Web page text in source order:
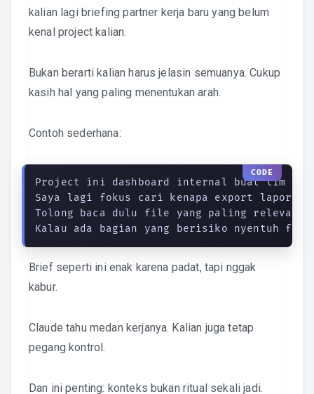
kalian lagi briefing partner kerja baru yang belum
kenal project kalian.
Bukan berarti kalian harus jelasin semuanya. Cukup
kasih hal yang paling menentukan arah.
Contoh sederhana:
Project ini dashboard internal buat tim
Saya lagi fokus cari kenapa export laporan
Tolong baca dulu file yang paling relevan,
Kalau ada bagian yang berisiko nyentuh
Brief seperti ini enak karena padat, tapi nggak
kabur.
Claude tahu medan kerjanya. Kalian juga tetap
pegang kontrol.
Dan ini penting: konteks bukan ritual sekali jadi.